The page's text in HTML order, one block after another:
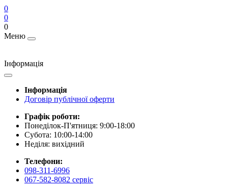
0
0
0
Меню
Інформація
Інформація
Договір публічної оферти
Графік роботи:
Понеділок-П'ятниця: 9:00-18:00
Субота: 10:00-14:00
Неділя: вихідний
Телефони:
098-311-6996
067-582-8082 сервіс